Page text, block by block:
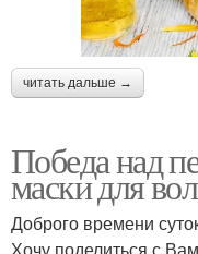
читать дальше →
Победа над
маски для
Доброго времени